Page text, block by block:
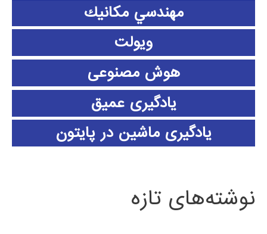
مهندسي مكانيك
ویولت
هوش مصنوعی
یادگیری عمیق
یادگیری ماشین در پایتون
نوشته‌های تازه